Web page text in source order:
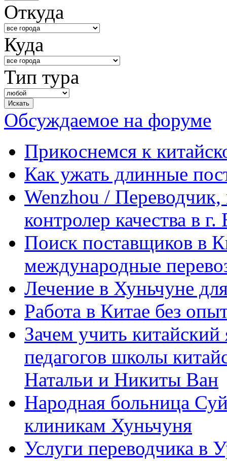
Откуда
Куда
Тип тура
Обсуждаемое на форуме
Прикоснемся к
Как ужать длинные
Wenzhou / Переводчик,
контролер качества в
Поиск поставщиков в
международные
Лечение в Хуньчуне
Работа в Китае без
Зачем учить
педагогов школы
Натальи и Никиты Ван
Народная больница
клиникам Хуньчуня
Услуги переводчика в